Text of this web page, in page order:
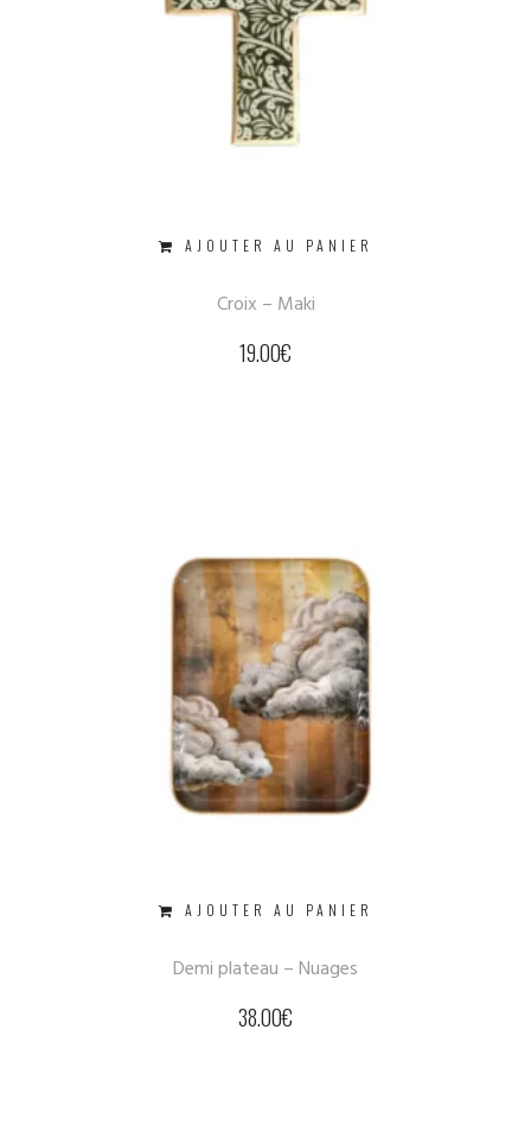
AJOUTER AU PANIER
Croix – Maki
19.00€
AJOUTER AU PANIER
Demi plateau – Nuages
38.00€